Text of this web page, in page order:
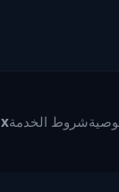
شروط الخدمة